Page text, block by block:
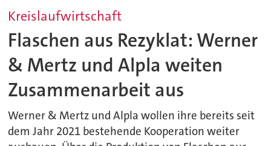
Kreislaufwirtschaft
Flaschen aus Rezyklat: Werner
& Mertz und Alpla weiten
Zusammenarbeit aus
Werner & Mertz und Alpla wollen ihre bereits seit
dem Jahr 2021 bestehende Kooperation weiter